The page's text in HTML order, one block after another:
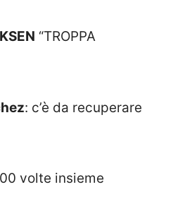
“TROPPA
: c’è da recuperare
volte insieme